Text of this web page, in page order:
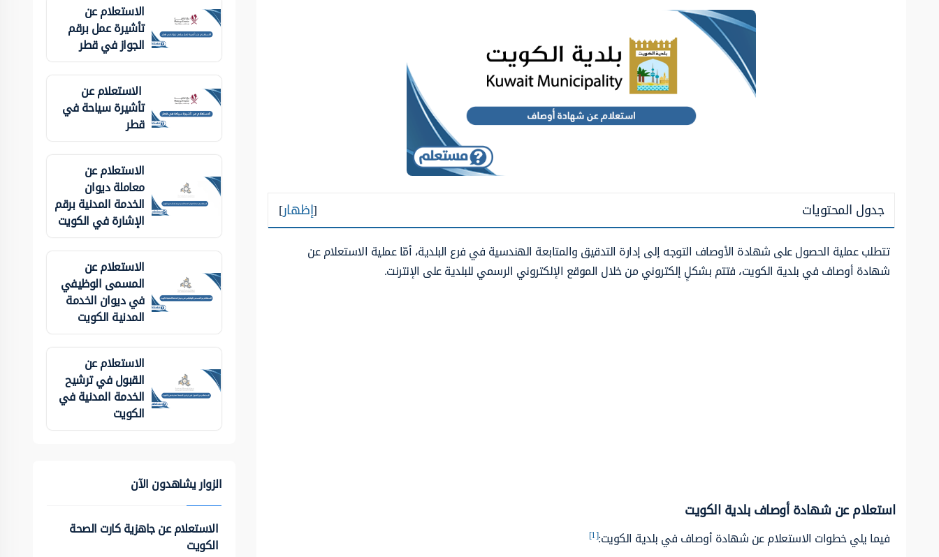
جدول المحتويات [إظهار]
تتطلب عملية الحصول على شهادة الأوصاف التوجه إلى إدارة التدقيق والمتابعة الهندسية في فرع البلدية، أمّا عملية الاستعلام عن
شهادة أوصاف في بلدية الكويت، فتتم بشكلٍ إلكتروني من خلال الموقع الإلكتروني الرسمي للبلدية على الإنترنت.
استعلام عن شهادة أوصاف بلدية الكويت
فيما يلي خطوات الاستعلام عن شهادة أوصاف في بلدية الكويت:[1]
الاستعلام عن
تأشيرة عمل برقم
الجواز في قطر
الاستعلام عن
تأشيرة سياحة في
قطر
الاستعلام عن
معاملة ديوان
الخدمة المدنية برقم
الإشارة في الكويت
الاستعلام عن
المسمى الوظيفي
في ديوان الخدمة
المدنية الكويت
الاستعلام عن
القبول في ترشيح
الخدمة المدنية في
الكويت
الزوار يشاهدون الآن
الاستعلام عن جاهزية كارت الصحة
الكويت